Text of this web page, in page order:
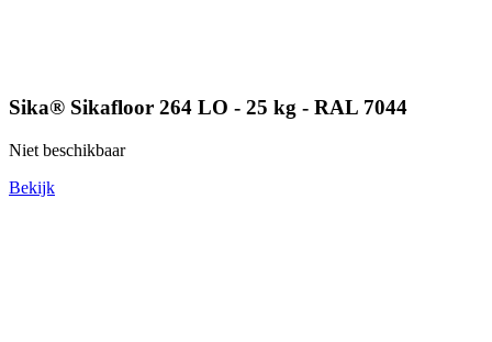
Sika® Sikafloor 264 LO - 25 kg - RAL 7044
Niet beschikbaar
Bekijk